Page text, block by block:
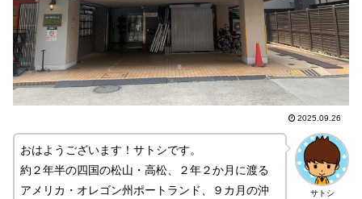
2025.09.26
サトシ
おはようございます！サトシです。
約２年半の四国の松山・高松、２年２か月に渡る
アメリカ・オレゴン州ポートランド、９カ月の沖